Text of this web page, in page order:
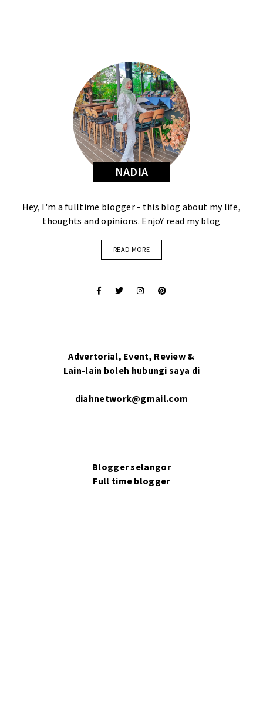
NADIA
Hey, I'm a fulltime blogger - this blog about my life,
thoughts and opinions. EnjoY read my blog
READ MORE
Advertorial, Event, Review &
Lain-lain boleh hubungi saya di
diahnetwork@gmail.com
Blogger selangor
Full time blogger